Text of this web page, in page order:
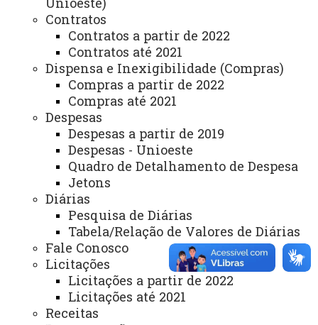
Contratos
Contratos a partir de 2022
Contratos até 2021
Dispensa e Inexigibilidade (Compras)
Compras a partir de 2022
Compras até 2021
Despesas
Despesas a partir de 2019
Despesas - Unioeste
Quadro de Detalhamento de Despesa
Jetons
Diárias
Pesquisa de Diárias
Tabela/Relação de Valores de Diárias
Fale Conosco
Licitações
Licitações a partir de 2022
Licitações até 2021
Receitas
Acesso Restrito (Editores do Portal)
Arquivo Virtual
Bibliotecas
Identidade Visual
Mapa do Site
Ouvidoria
Portal Office 365
Sistemas